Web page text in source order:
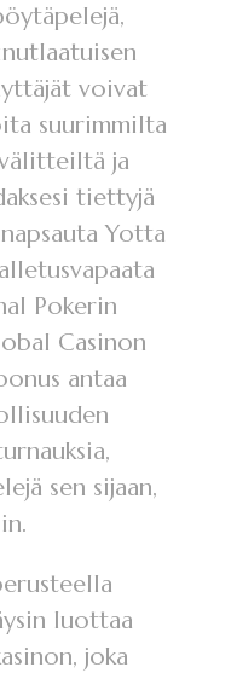
voivat
suurimmilta
ja
tiettyjä
Yotta
Pokerin
Casinon
antaa
sen sijaan,
luottaa
joka